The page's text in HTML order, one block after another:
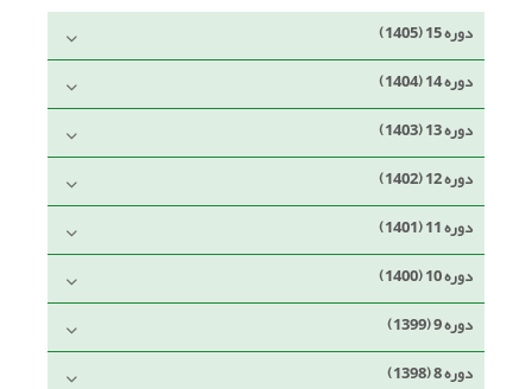
دوره 15 (1405)
دوره 14 (1404)
دوره 13 (1403)
دوره 12 (1402)
دوره 11 (1401)
دوره 10 (1400)
دوره 9 (1399)
دوره 8 (1398)